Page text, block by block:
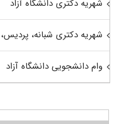
شهریه دکتری دانشگاه آزاد
شهریه دکتری شبانه، پردیس،
وام دانشجویی دانشگاه آزاد